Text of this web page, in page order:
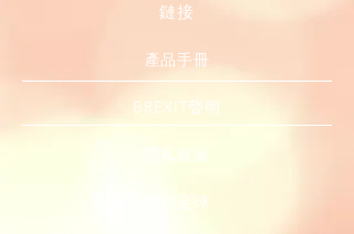
鏈接
產品手冊
BREXIT聲明
隱私政策
夢幻足球